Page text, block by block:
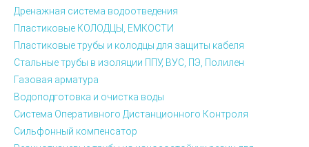
Дренажная система водоотведения
Пластиковые КОЛОДЦЫ, ЕМКОСТИ
Пластиковые трубы и колодцы для защиты кабеля
Стальные трубы в изоляции ППУ, ВУС, ПЭ, Полилен
Газовая арматура
Водоподготовка и очистка воды
Система Оперативного Дистанционного Контроля
Сильфонный компенсатор